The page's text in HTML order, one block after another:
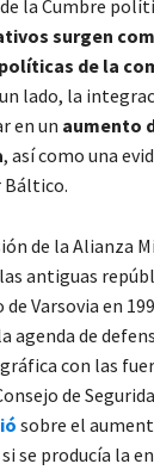
la Cumbre
surgen
de la
lado, la
en un aumento
, así como una
Báltico.
de la Alianza
antiguas
Varsovia en
agenda de
con las
de
sobre el
se producía la